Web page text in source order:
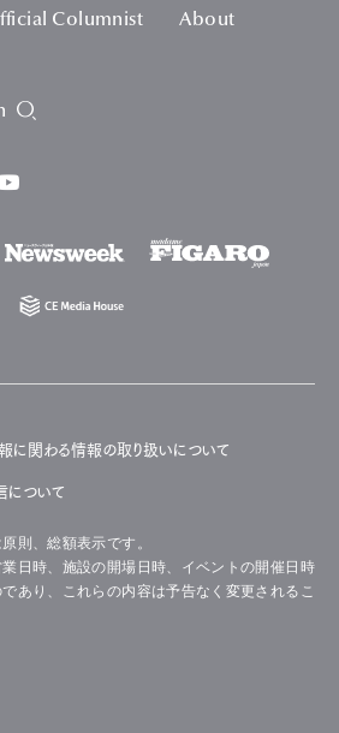
Columnist
About
に関わる情報の取り扱いについて
について
則、総額表示です。
日時、施設の開場日時、イベントの開催日時
あり、これらの内容は予告なく変更されるこ